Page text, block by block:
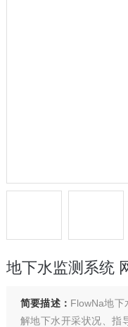
地下水监测系统
简要描述： FlowNa地下
解地下水开采状况、指